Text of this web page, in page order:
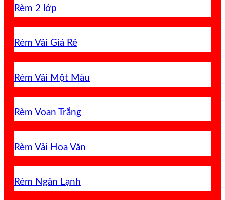
Rèm 2 lớp
Rèm Vải Giá Rẻ
Rèm Vải Một Màu
Rèm Voan Trắng
Rèm Vải Hoa Văn
Rèm Ngăn Lạnh